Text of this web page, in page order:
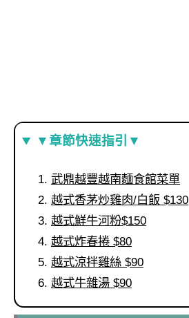
▼章節快速指引▼
武鼎越豐越南麵食館菜單
越式香茅炒雞肉/白飯 $130
越式鮮牛河粉$150
越式炸春捲 $80
越式涼拌雞絲 $90
越式牛雜湯 $90